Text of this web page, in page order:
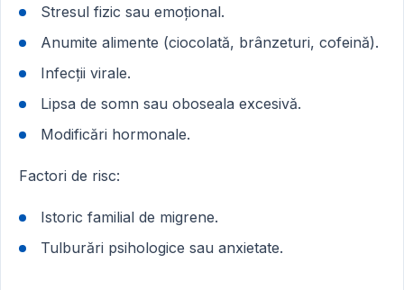
Stresul fizic sau emoțional.
Anumite alimente (ciocolată, brânzeturi, cofeină).
Infecții virale.
Lipsa de somn sau oboseala excesivă.
Modificări hormonale.
Factori de risc:
Istoric familial de migrene.
Tulburări psihologice sau anxietate.